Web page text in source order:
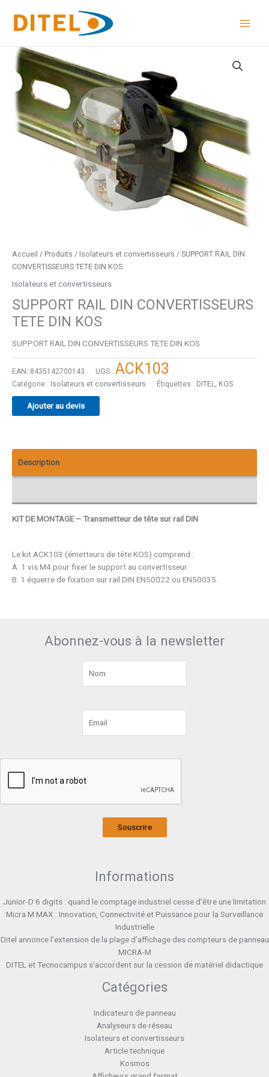
contenu
Accueil / Produits / Isolateurs et convertisseurs / SUPPORT RAIL DIN
CONVERTISSEURS TETE DIN KOS
Isolateurs et convertisseurs
SUPPORT RAIL DIN CONVERTISSEURS
TETE DIN KOS
SUPPORT RAIL DIN CONVERTISSEURS TETE DIN KOS
EAN: 8435142700143 UGS : ACK103
Catégorie : Isolateurs et convertisseurs Étiquettes : DITEL KOS
Ajouter au devis
Description
KIT DE MONTAGE – Transmetteur de tête sur rail DIN
Le kit ACK103 (émetteurs de tête KOS) comprend :
A. 1 vis M4 pour fixer le support au convertisseur.
B. 1 équerre de fixation sur rail DIN EN50022 ou EN50035.
Abonnez-vous à la newsletter
Souscrire
Informations
Junior-D 6 digits : quand le comptage industriel cesse d’être une limitation
Micra M MAX : Innovation, Connectivité et Puissance pour la Surveillance
Industrielle
Ditel annonce l’extension de la plage d’affichage des compteurs de panneau
MICRA-M
DITEL et Tecnocampus s’accordent sur la cession de matériel didactique
Catégories
Indicateurs de panneau
Analyseurs de réseau
Isolateurs et convertisseurs
Article technique
Kosmos